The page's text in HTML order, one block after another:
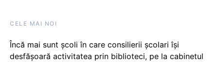
CELE MAI NOI
Încă mai sunt școli în care consilierii școlari își
desfășoară activitatea prin biblioteci, pe la cabinetul